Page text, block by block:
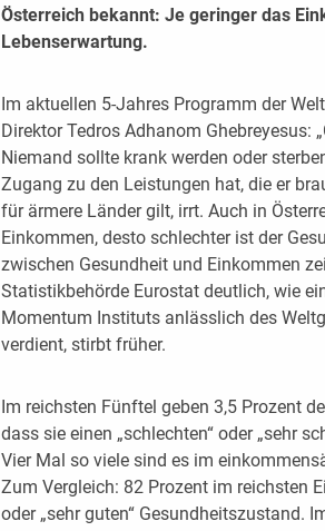
Österreich bekannt: Je geringer das
Lebenserwartung.
Im aktuellen 5-Jahres Programm der
Direktor Tedros Adhanom Ghebreyesus:
Niemand sollte krank werden oder
Zugang zu den Leistungen hat, die er
für ärmere Länder gilt, irrt. Auch in
Einkommen, desto schlechter ist der
zwischen Gesundheit und Einkommen
Statistikbehörde Eurostat deutlich, wie
Momentum Instituts anlässlich des
verdient, stirbt früher.
Im reichsten Fünftel geben 3,5 Prozent
dass sie einen „schlechten“ oder „sehr
Vier Mal so viele sind es im
Zum Vergleich: 82 Prozent im reichsten
oder „sehr guten“ Gesundheitszustand.